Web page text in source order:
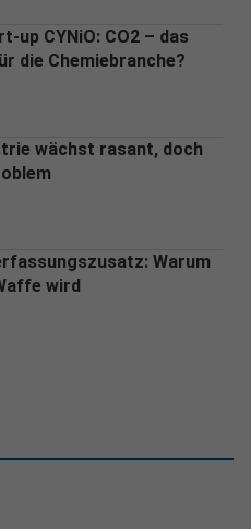
up CYNiO: CO2 – das
die Chemiebranche?
wächst rasant, doch
Warum
wird